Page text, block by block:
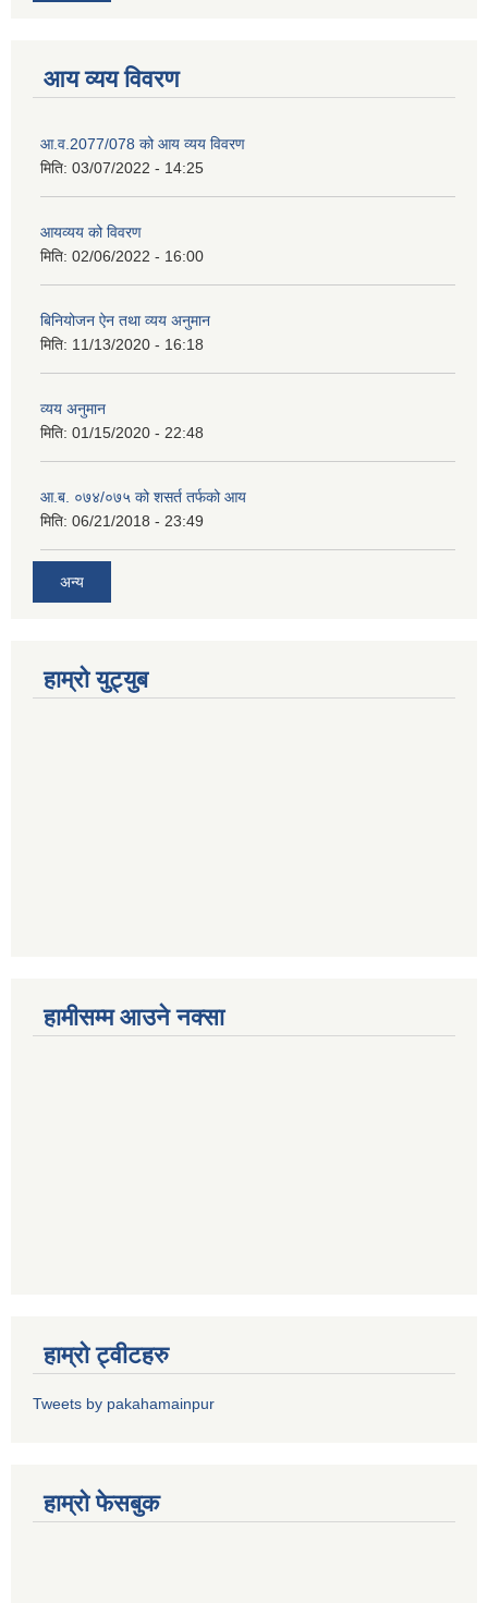
आय व्यय विवरण
आ.व.2077/078 को आय व्यय विवरण
मिति: 03/07/2022 - 14:25
आयव्यय को विवरण
मिति: 02/06/2022 - 16:00
बिनियोजन ऐन तथा व्यय अनुमान
मिति: 11/13/2020 - 16:18
व्यय अनुमान
मिति: 01/15/2020 - 22:48
आ.ब. ०७४/०७५ को शसर्त तर्फको आय
मिति: 06/21/2018 - 23:49
अन्य
हाम्रो युट्युब
हामीसम्म आउने नक्सा
हाम्रो ट्वीटहरु
Tweets by pakahamainpur
हाम्रो फेसबुक